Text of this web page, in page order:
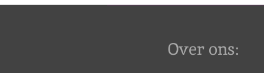
Over ons: